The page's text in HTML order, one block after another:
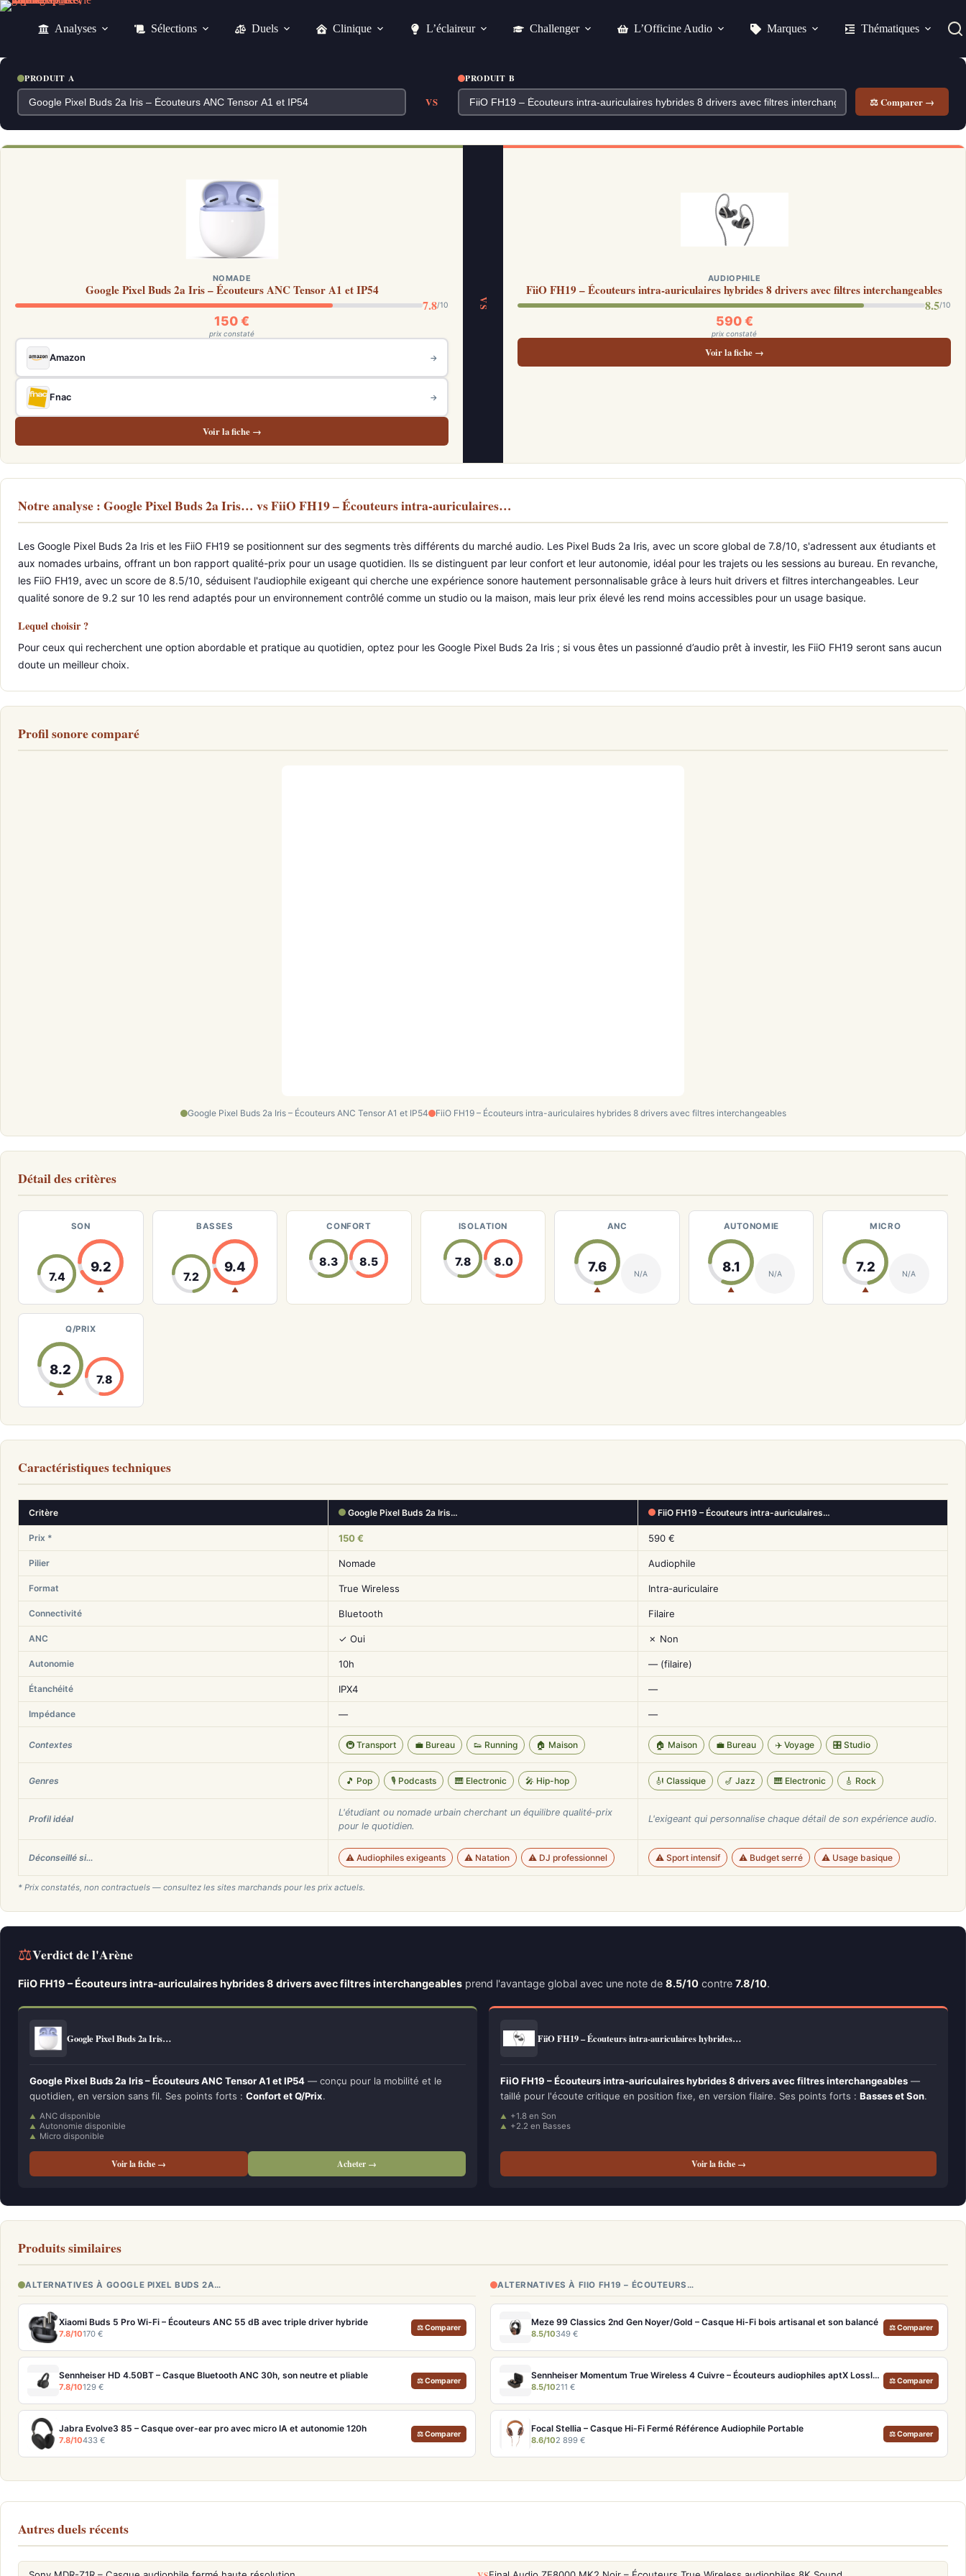
Passer
Analyses Sélections Duels Clinique L’éclaireur Challenger L’Officine Audio Marques Thématiques
PRODUIT A
VS
PRODUIT B
⚖ Comparer →
NOMADE
Google Pixel Buds 2a Iris – Écouteurs ANC Tensor A1 et IP54
7.8/10
150 €
prix constaté
Amazon →
Fnac →
Voir la fiche →
VS
AUDIOPHILE
FiiO FH19 – Écouteurs intra-auriculaires hybrides 8 drivers avec filtres interchangeables
8.5/10
590 €
prix constaté
Voir la fiche →
Notre analyse : Google Pixel Buds 2a Iris… vs FiiO FH19 – Écouteurs intra-auriculaires…
Les Google Pixel Buds 2a Iris et les FiiO FH19 se positionnent sur des segments très différents du marché audio. Les Pixel Buds 2a Iris, avec un score global de 7.8/10, s'adressent aux étudiants et
aux nomades urbains, offrant un bon rapport qualité-prix pour un usage quotidien. Ils se distinguent par leur confort et leur autonomie, idéal pour les trajets ou les sessions au bureau. En revanche,
les FiiO FH19, avec un score de 8.5/10, séduisent l'audiophile exigeant qui cherche une expérience sonore hautement personnalisable grâce à leurs huit drivers et filtres interchangeables. Leur
qualité sonore de 9.2 sur 10 les rend adaptés pour un environnement contrôlé comme un studio ou la maison, mais leur prix élevé les rend moins accessibles pour un usage basique.
Lequel choisir ?
Pour ceux qui recherchent une option abordable et pratique au quotidien, optez pour les Google Pixel Buds 2a Iris ; si vous êtes un passionné d’audio prêt à investir, les FiiO FH19 seront sans aucun
doute un meilleur choix.
Profil sonore comparé
Google Pixel Buds 2a Iris – Écouteurs ANC Tensor A1 et IP54 FiiO FH19 – Écouteurs intra-auriculaires hybrides 8 drivers avec filtres interchangeables
Détail des critères
SON
7.4
9.2
▲
BASSES
7.2
9.4
▲
CONFORT
8.3 8.5
ISOLATION
7.8 8.0
ANC
7.6
▲
N/A
AUTONOMIE
8.1
▲
N/A
MICRO
7.2
▲
N/A
Q/PRIX
8.2
▲
7.8
Caractéristiques techniques
Critère Google Pixel Buds 2a Iris… FiiO FH19 – Écouteurs intra-auriculaires…
Prix * 150 € 590 €
Pilier Nomade Audiophile
Format True Wireless Intra-auriculaire
Connectivité Bluetooth Filaire
ANC ✓ Oui ✗ Non
Autonomie 10h — (filaire)
Étanchéité IPX4 —
Impédance — —
Contextes 🚇 Transport 💼 Bureau 👟 Running 🏠 Maison 🏠 Maison 💼 Bureau ✈️ Voyage 🎛️ Studio
Genres 🎵 Pop 🎙️ Podcasts 🎹 Electronic 🎤 Hip-hop 🎻 Classique 🎷 Jazz 🎹 Electronic 🎸 Rock
Profil idéal
L'étudiant ou nomade urbain cherchant un équilibre qualité-prix
pour le quotidien.
L'exigeant qui personnalise chaque détail de son expérience audio.
Déconseillé si… ⚠️ Audiophiles exigeants ⚠️ Natation ⚠️ DJ professionnel ⚠️ Sport intensif ⚠️ Budget serré ⚠️ Usage basique
* Prix constatés, non contractuels — consultez les sites marchands pour les prix actuels.
⚖Verdict de l'Arène
FiiO FH19 – Écouteurs intra-auriculaires hybrides 8 drivers avec filtres interchangeables prend l'avantage global avec une note de 8.5/10 contre 7.8/10.
Google Pixel Buds 2a Iris…
Google Pixel Buds 2a Iris – Écouteurs ANC Tensor A1 et IP54 — conçu pour la mobilité et le
quotidien, en version sans fil. Ses points forts : Confort et Q/Prix.
ANC disponible
Autonomie disponible
Micro disponible
Voir la fiche → Acheter →
FiiO FH19 – Écouteurs intra-auriculaires hybrides…
FiiO FH19 – Écouteurs intra-auriculaires hybrides 8 drivers avec filtres interchangeables —
taillé pour l'écoute critique en position fixe, en version filaire. Ses points forts : Basses et Son.
+1.8 en Son
+2.2 en Basses
Voir la fiche →
Produits similaires
ALTERNATIVES À GOOGLE PIXEL BUDS 2A…
Xiaomi Buds 5 Pro Wi-Fi – Écouteurs ANC 55 dB avec triple driver hybride
7.8/10170 €
⚖ Comparer
Sennheiser HD 4.50BT – Casque Bluetooth ANC 30h, son neutre et pliable
7.8/10129 €
⚖ Comparer
Jabra Evolve3 85 – Casque over-ear pro avec micro IA et autonomie 120h
7.8/10433 €
⚖ Comparer
ALTERNATIVES À FIIO FH19 – ÉCOUTEURS…
Meze 99 Classics 2nd Gen Noyer/Gold – Casque Hi-Fi bois artisanal et son balancé
8.5/10349 €
⚖ Comparer
Sennheiser Momentum True Wireless 4 Cuivre – Écouteurs audiophiles aptX Lossless et ANC adaptatif
8.5/10211 €
⚖ Comparer
Focal Stellia – Casque Hi-Fi Fermé Référence Audiophile Portable
8.6/102 899 €
⚖ Comparer
Autres duels récents